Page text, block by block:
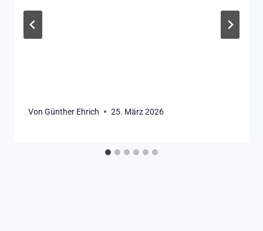
Von Günther Ehrich 25. März 2026